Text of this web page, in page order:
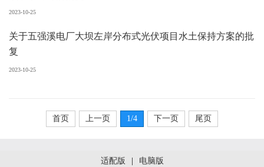
2023-10-25
关于五强溪电厂大坝左岸分布式光伏项目水土保持方案的批
复
2023-10-25
首页 上一页 1/4 下一页 尾页
适配版 电脑版